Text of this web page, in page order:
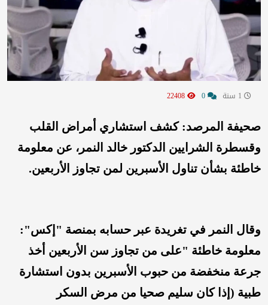
صحيفة المرصد: كشف استشاري أمراض القلب
وقسطرة الشرايين الدكتور خالد النمر، عن معلومة
خاطئة بشأن تناول الأسبرين لمن تجاوز الأربعين.
وقال النمر في تغريدة عبر حسابه بمنصة "إكس":
معلومة خاطئة "على من تجاوز سن الأربعين أخذ
جرعة منخفضة من حبوب الأسبرين بدون استشارة
طبية (إذا كان سليم صحيا من مرض السكر